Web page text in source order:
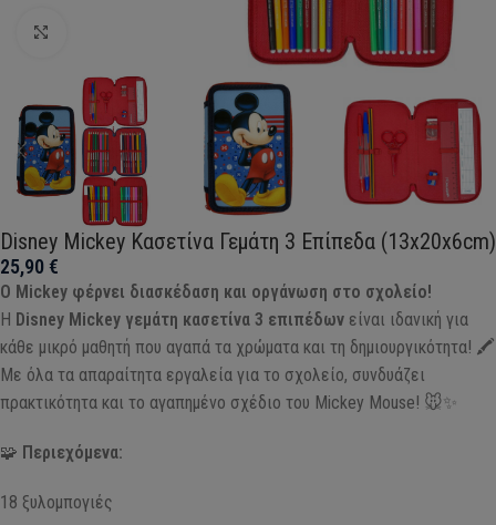
Disney Mickey Κασετίνα Γεμάτη 3 Επίπεδα (13x20x6cm)
25,90€
Ο Mickey φέρνει διασκέδαση και οργάνωση στο σχολείο!
Η Disney Mickey γεμάτη κασετίνα 3 επιπέδων είναι ιδανική για
κάθε μικρό μαθητή που αγαπά τα χρώματα και τη δημιουργικότητα! 🖍️
Με όλα τα απαραίτητα εργαλεία για το σχολείο, συνδυάζει
πρακτικότητα και το αγαπημένο σχέδιο του Mickey Mouse! 🐭✨
🧩 Περιεχόμενα:
18 ξυλομπογιές